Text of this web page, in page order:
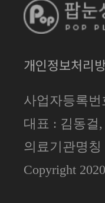
개인정보처리
사업자등록번
대표 : 김동걸
의료기관명
Copyright